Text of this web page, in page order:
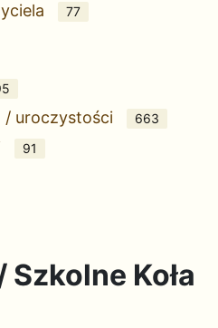
77
/ uroczystości 663
91
Koła